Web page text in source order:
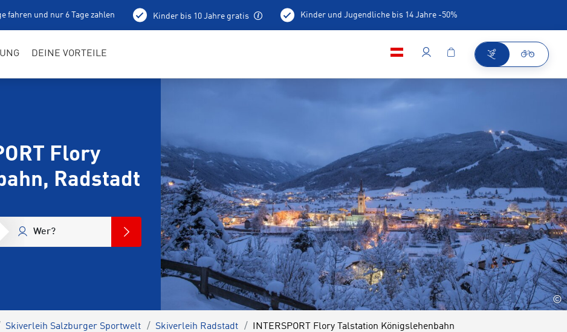
fahren und nur 6 Tage zahlen Kinder bis 10 Jahre gratis Kinder und Jugendliche bis 14 Jahre -50%
DEINE VORTEILE
Flory
Radstadt
Wer?
©
Skiverleih Salzburger Sportwelt Skiverleih Radstadt INTERSPORT Flory Talstation Königslehenbahn